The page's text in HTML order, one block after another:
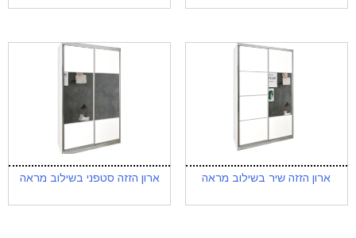
ארון הזזה שיר בשילוב מראה ארון הזזה סטפני בשילוב מראה